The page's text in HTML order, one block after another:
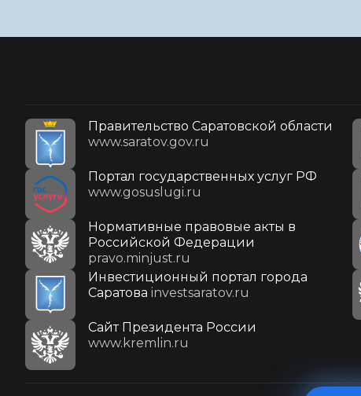
Правительство Саратовской области
www.saratov.gov.ru
Портал государственных услуг РФ
www.gosuslugi.ru
Нормативные правовые акты в
Российской Федерации
pravo.minjust.ru
Инвестиционный портал города
Саратова investsaratov.ru
Cайт Президента России
www.kremlin.ru